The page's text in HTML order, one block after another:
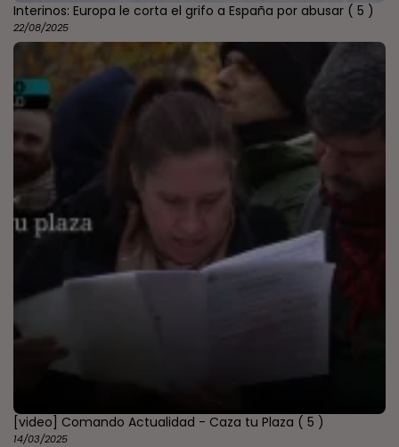
Interinos: Europa le corta el grifo a España por abusar ( 5 )
22/08/2025
[video] Comando Actualidad - Caza tu Plaza ( 5 )
14/03/2025